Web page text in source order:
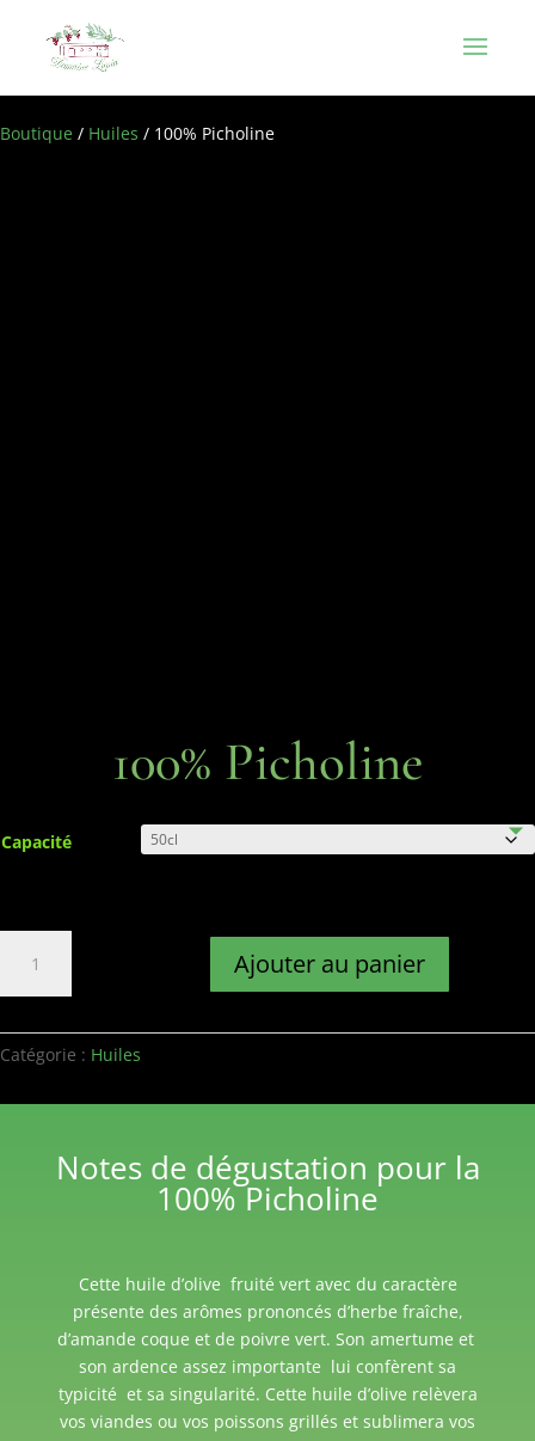
Boutique / Huiles / 100% Picholine
100% Picholine
Capacité
100%
Ajouter au panier
Catégorie : Huiles
Notes de dégustation pour la
100% Picholine
Cette huile d’olive fruité vert avec du caractère
présente des arômes prononcés d’herbe fraîche,
d’amande coque et de poivre vert. Son amertume et
son ardence assez importante lui confèrent sa
typicité et sa singularité. Cette huile d’olive relèvera
vos viandes ou vos poissons grillés et sublimera vos